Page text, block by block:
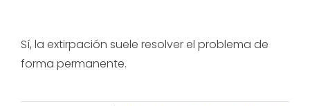
Sí, la extirpación suele resolver el problema de
forma permanente.